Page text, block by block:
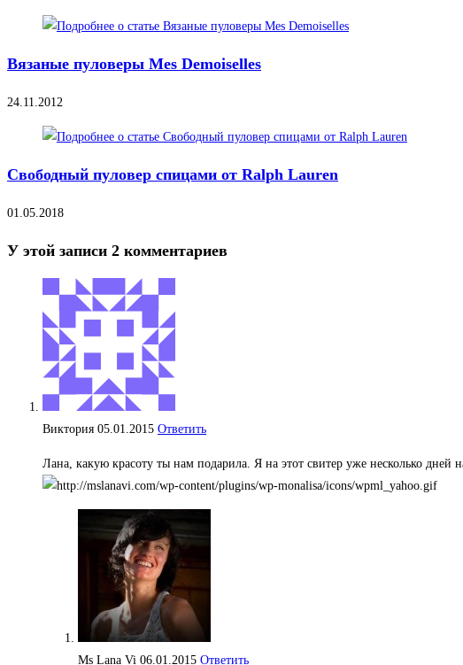
Вязаные пуловеры Mes Demoiselles
24.11.2012
Свободный пуловер спицами от Ralph Lauren
01.05.2018
У этой записи 2 комментариев
Виктория 05.01.2015 Ответить
Лана, какую красоту ты нам подарила. Я на этот свитер уже несколько дней
Ms Lana Vi 06.01.2015 Ответить